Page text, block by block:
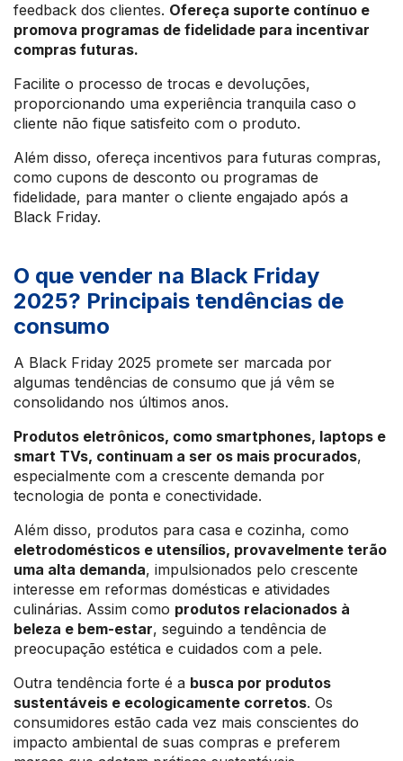
feedback dos clientes. Ofereça suporte contínuo e
promova programas de fidelidade para incentivar
compras futuras.
Facilite o processo de trocas e devoluções,
proporcionando uma experiência tranquila caso o
cliente não fique satisfeito com o produto.
Além disso, ofereça incentivos para futuras compras,
como cupons de desconto ou programas de
fidelidade, para manter o cliente engajado após a
Black Friday.
O que vender na Black Friday
2025? Principais tendências de
consumo
A Black Friday 2025 promete ser marcada por
algumas tendências de consumo que já vêm se
consolidando nos últimos anos.
Produtos eletrônicos, como smartphones, laptops e
smart TVs, continuam a ser os mais procurados,
especialmente com a crescente demanda por
tecnologia de ponta e conectividade.
Além disso, produtos para casa e cozinha, como
eletrodomésticos e utensílios, provavelmente terão
uma alta demanda, impulsionados pelo crescente
interesse em reformas domésticas e atividades
culinárias. Assim como produtos relacionados à
beleza e bem-estar, seguindo a tendência de
preocupação estética e cuidados com a pele.
Outra tendência forte é a busca por produtos
sustentáveis e ecologicamente corretos. Os
consumidores estão cada vez mais conscientes do
impacto ambiental de suas compras e preferem